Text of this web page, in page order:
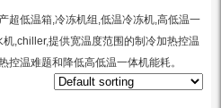
超低温箱,冷冻机组,低温冷冻机,高低温一
,chiller,提供宽温度范围的制冷加热控温
控温难题和降低高低温一体机能耗。